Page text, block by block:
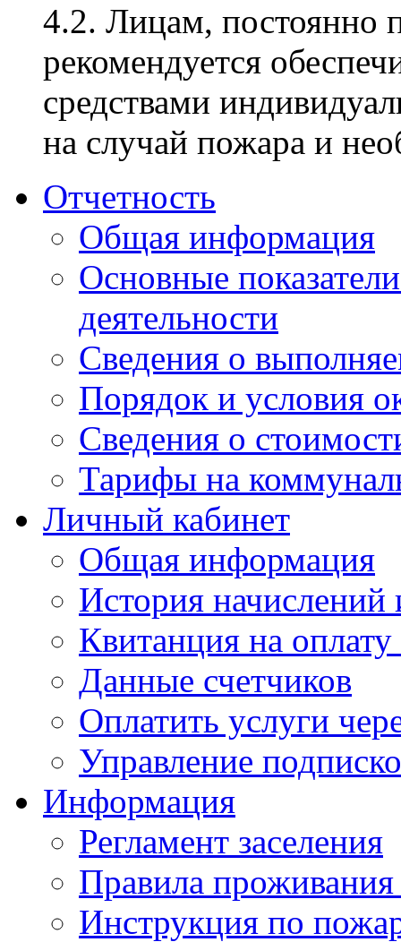
4.2. Лицам, постоянно
рекомендуется
средствами
на случай пожара и
Отчетность
Общая информация
Основные
деятельности
Сведения о
Порядок и условия
Сведения о
Тарифы на
Личный кабинет
Общая информация
История начислений
Квитанция на
Данные счетчиков
Оплатить услуги
Управление
Информация
Регламент заселения
Правила
Инструкция по